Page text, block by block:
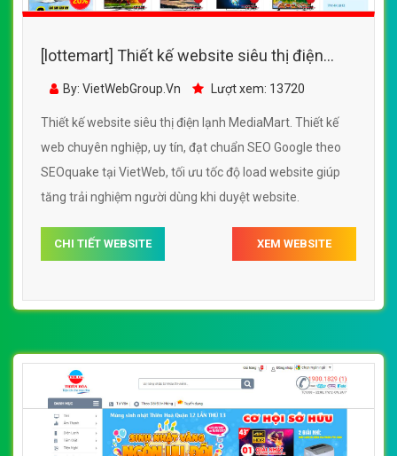
[lottemart] Thiết kế website siêu thị điện
lạnh MediaMart đẹp SEO tốt
By: VietWebGroup.Vn Lượt xem: 13720
Thiết kế website siêu thị điện lạnh MediaMart. Thiết kế
web chuyên nghiệp, uy tín, đạt chuẩn SEO Google theo
SEOquake tại VietWeb, tối ưu tốc độ load website giúp
tăng trải nghiệm người dùng khi duyệt website.
CHI TIẾT WEBSITE XEM WEBSITE